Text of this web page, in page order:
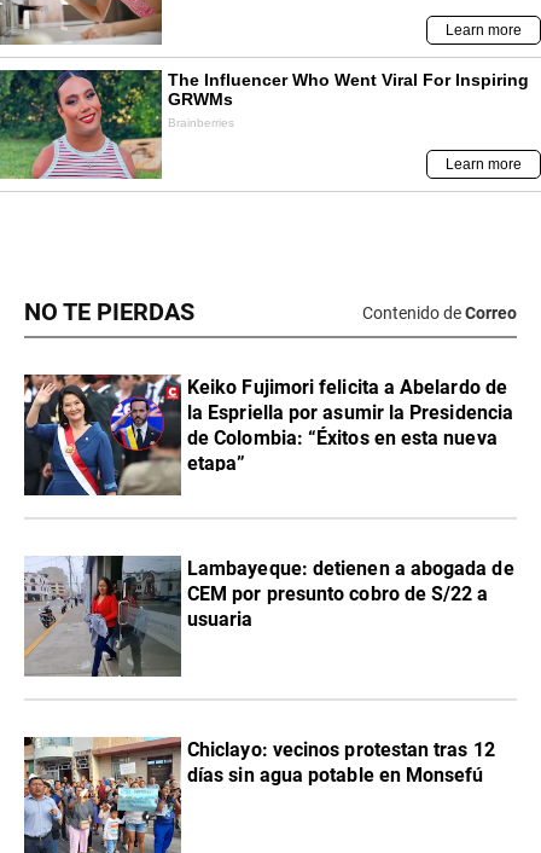
NO TE PIERDAS Contenido deCorreo
Keiko Fujimori felicita a Abelardo de
la Espriella por asumir la Presidencia
de Colombia: “Éxitos en esta nueva
etapa”
Lambayeque: detienen a abogada de
CEM por presunto cobro de S/22 a
usuaria
Chiclayo: vecinos protestan tras 12
días sin agua potable en Monsefú